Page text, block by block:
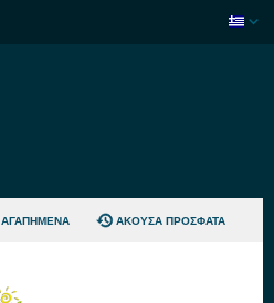
ΑΓΑΠΗΜΈΝΑ ΆΚΟΥΣΑ ΠΡΌΣΦΑΤΑ